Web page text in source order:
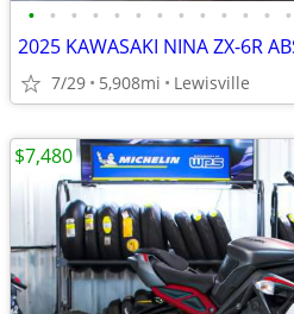
• • • • • • • • • • • • •
2025 KAWASAKI NINA ZX-6R
7/29 5,908mi Lewisville
$7,480